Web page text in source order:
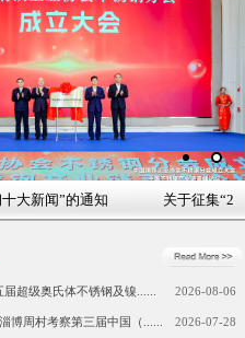
大新闻”的通知 关于征集
届超级奥氏体不锈钢及镍...... 2026-08-06
博周村考察第三届中国（...... 2026-07-28